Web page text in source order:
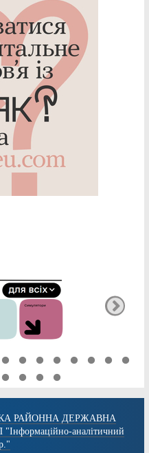
РАЙОННА ДЕРЖАВНА
"Інформаційно-аналітичний